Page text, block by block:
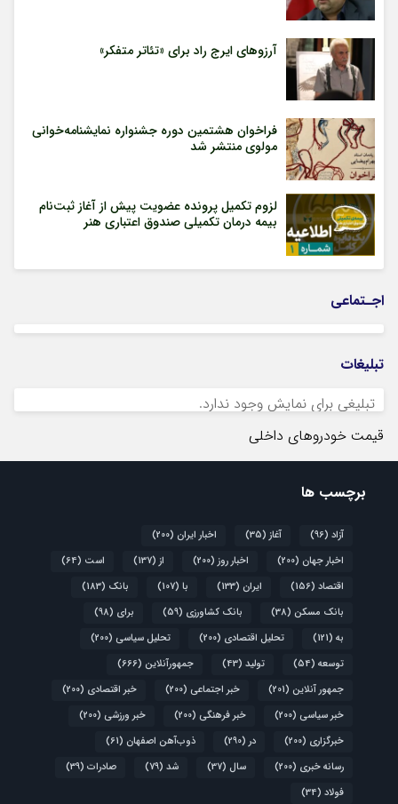
آرزوهای ایرج راد برای «تئاتر متفکر»
فراخوان هشتمین دوره جشنواره نمایشنامه‌خوانی
مولوی منتشر شد
لزوم تکمیل پرونده عضویت پیش از آغاز ثبت‌نام
بیمه درمان تکمیلی صندوق اعتباری هنر
اجـتماعی
تبلیغات
تبلیغی برای نمایش وجود ندارد.
قیمت خودروهای داخلی
برچسب ها
آزاد (96) آغاز (35) اخبار ایران (200)
اخبار جهان (200) اخبار روز (200) از (137) است (64)
اقتصاد (156) ایران (133) با (107) بانک (183)
بانک مسکن (38) بانک کشاورزی (59) برای (98)
به (121) تحلیل اقتصادی (200) تحلیل سیاسی (200)
توسعه (54) تولید (43) جمهورآنلاین (666)
جمهور آنلاین (201) خبر اجتماعی (200) خبر اقتصادی (200)
خبر سیاسی (200) خبر فرهنگی (200) خبر ورزشی (200)
خبرگزاری (200) در (290) ذوب‌آهن اصفهان (61)
رسانه خبری (200) سال (37) شد (79) صادرات (39)
فولاد (34)